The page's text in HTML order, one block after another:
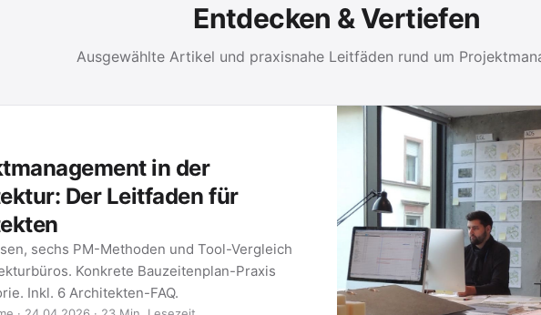
Entdecken & Vertiefen
Ausgewählte Artikel und praxisnahe Leitfäden rund um
PROJEKTMANAGEMENT-LEITFÄDEN
Methoden und Werkzeuge für Ihre Projektarbeit: vom
METHODE 01
Gantt Charts
Was ein Gantt-Diagramm ist, wie Sie
eines erstellen und welche Tools sich